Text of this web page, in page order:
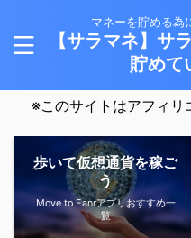
マネーを貯める為
【サラマネ】サ
貯めて
※このサイトはアフィリ
歩いて仮想通貨を稼ご
う
Move to Eanrアプリおすすめ一
覧